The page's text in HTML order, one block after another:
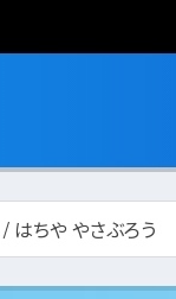
はちや やさぶろう